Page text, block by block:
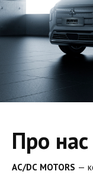
Про нас
AC/DC MOTORS —